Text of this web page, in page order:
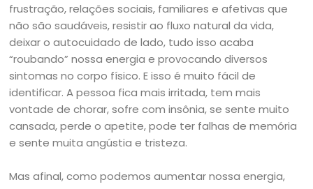
frustração, relações sociais, familiares e afetivas que
não são saudáveis, resistir ao fluxo natural da vida,
deixar o autocuidado de lado, tudo isso acaba
“roubando” nossa energia e provocando diversos
sintomas no corpo físico. E isso é muito fácil de
identificar. A pessoa fica mais irritada, tem mais
vontade de chorar, sofre com insônia, se sente muito
cansada, perde o apetite, pode ter falhas de memória
e sente muita angústia e tristeza.
Mas afinal, como podemos aumentar nossa energia,